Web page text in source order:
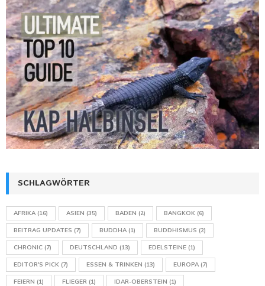
SCHLAGWÖRTER
AFRIKA(16) ASIEN (35) BADEN (2) BANGKOK (6)
BEITRAG UPDATES (7) BUDDHA(1) BUDDHISMUS (2)
CHRONIC (7) DEUTSCHLAND (13) EDELSTEINE (1)
EDITOR'S PICK (7) ESSEN & TRINKEN (13) EUROPA(7)
FEIERN (1) FLIEGER (1) IDAR-OBERSTEIN (1)